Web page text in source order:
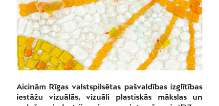
Aicinām Rīgas valstspilsētas pašvaldības izglītības
iestāžu vizuālās, vizuāli plastiskās mākslas un